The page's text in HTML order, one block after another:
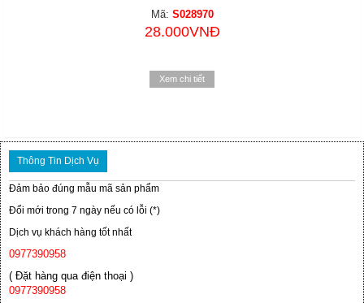
Mã: S028970
28.000VNĐ
Xem chi tiết
Thông Tin Dịch Vụ
Đảm bảo đúng mẫu mã sản phẩm
Đổi mới trong 7 ngày nếu có lỗi (*)
Dịch vụ khách hàng tốt nhất
0977390958
( Đặt hàng qua điện thoại )
0977390958